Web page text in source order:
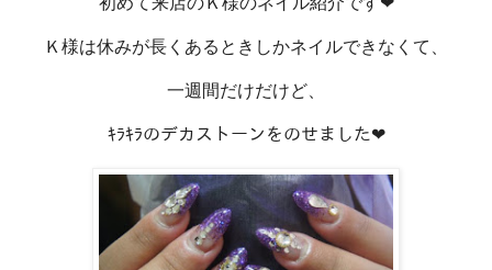
Ｋ様は休みが長くあるときしかネイルできなくて、
一週間だけだけど、
ｷﾗｷﾗのデカストーンをのせました❤